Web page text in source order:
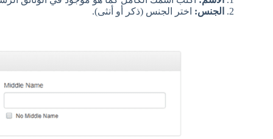
الجنس: اختر الجنس (ذكر أو أنثى).